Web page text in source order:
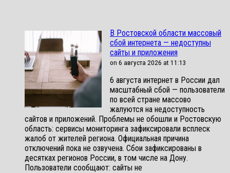
В Ростовской области массовый
сбой интернета — недоступны
сайты и приложения
on 6 августа 2026 at 11:13
6 августа интернет в России дал
масштабный сбой — пользователи
по всей стране массово
жалуются на недоступность
сайтов и приложений. Проблемы не обошли и Ростовскую
область: сервисы мониторинга зафиксировали всплеск
жалоб от жителей региона. Официальная причина
отключений пока не озвучена. Сбои зафиксированы в
десятках регионов России, в том числе на Дону.
Пользователи сообщают: сайты не